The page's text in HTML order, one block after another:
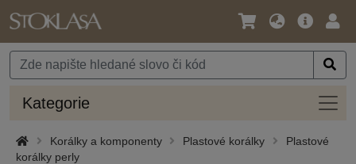
Jazyk
Měna
Hlavní
Kategorie
Korálky a komponenty Plastové korálky
Plastové
korálky perly